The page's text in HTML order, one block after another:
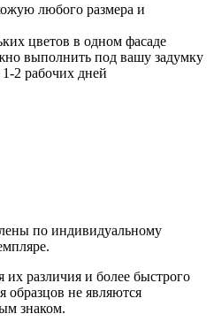
любого размера и
цветов в одном фасаде
выполнить под вашу задумку
1-2 рабочих дней
по индивидуальному
различия и более быстрого
образцов не являются
знаком.